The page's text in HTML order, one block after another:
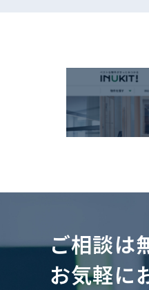
ご相談は
お気軽に